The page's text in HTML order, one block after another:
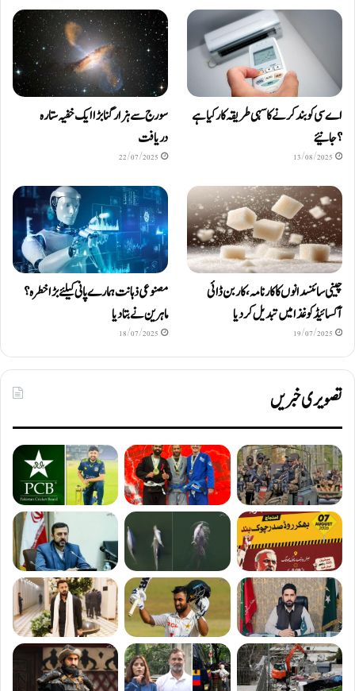
اے سی کو بند کرنے کا سہی طریقہ کار کیا ہے
؟ جانیئے
13/08/2025
سورج سے ہزار گنا بڑا ایک خفیہ ستارہ
دریافت
22/07/2025
چینی سائنسدانوں کا کارنامہ، کاربن ڈائی
آکسائیڈ کو غذا میں تبدیل کردیا
19/07/2025
مصنوعی ذہانت ہمارے پانی کیلئے بڑا خطرہ؟
ماہرین نے بتا دیا
18/07/2025
تصویری خبریں